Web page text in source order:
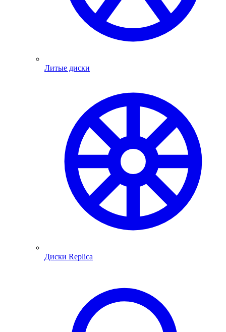
Литые диски
Диски Replica